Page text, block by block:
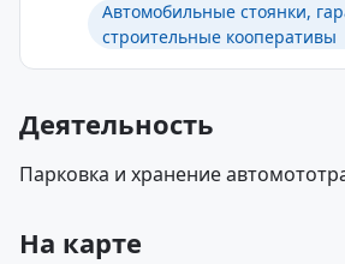
Автомобильные стоянки,
строительные кооперативы
Деятельность
Парковка и хранение
На карте